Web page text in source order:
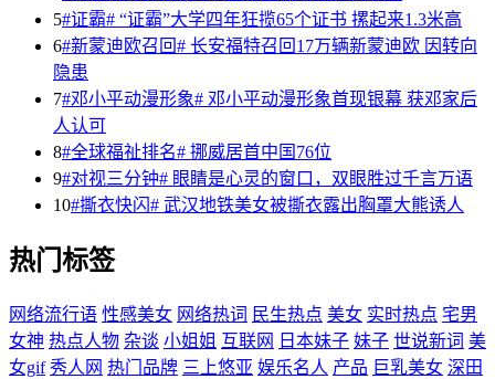
5#证霸# “证霸”大学四年狂揽65个证书 摞起来1.3米高
6#新蒙迪欧召回# 长安福特召回17万辆新蒙迪欧 因转向
隐患
7#邓小平动漫形象# 邓小平动漫形象首现银幕 获邓家后
人认可
8#全球福祉排名# 挪威居首中国76位
9#对视三分钟# 眼睛是心灵的窗口，双眼胜过千言万语
10#撕衣快闪# 武汉地铁美女被撕衣露出胸罩大熊诱人
热门标签
网络流行语 性感美女 网络热词 民生热点 美女 实时热点 宅男
女神 热点人物 杂谈 小姐姐 互联网 日本妹子 妹子 世说新词 美
女gif 秀人网 热门品牌 三上悠亚 娱乐名人 产品 巨乳美女 深田